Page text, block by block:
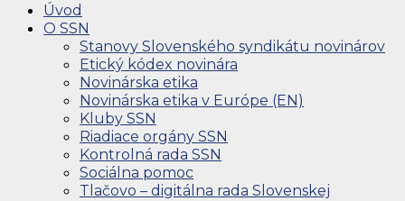
Úvod
O SSN
Stanovy Slovenského syndikátu novinárov
Etický kódex novinára
Novinárska etika
Novinárska etika v Európe (EN)
Kluby SSN
Riadiace orgány SSN
Kontrolná rada SSN
Sociálna pomoc
Tlačovo – digitálna rada Slovenskej